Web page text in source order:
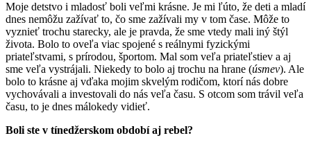
Moje detstvo i mladosť boli veľmi krásne. Je mi ľúto, že deti a mladí
dnes nemôžu zažívať to, čo sme zažívali my v tom čase. Môže to
vyznieť trochu starecky, ale je pravda, že sme vtedy mali iný štýl
života. Bolo to oveľa viac spojené s reálnymi fyzickými
priateľstvami, s prírodou, športom. Mal som veľa priateľstiev a aj
sme veľa vystrájali. Niekedy to bolo aj trochu na hrane (úsmev). Ale
bolo to krásne aj vďaka mojim skvelým rodičom, ktorí nás dobre
vychovávali a investovali do nás veľa času. S otcom som trávil veľa
času, to je dnes málokedy vidieť.
Boli ste v tínedžerskom období aj rebel?